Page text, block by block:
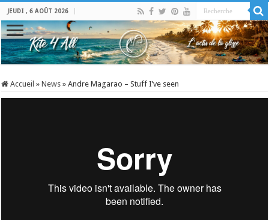
JEUDI , 6 AOÛT 2026
Accueil » News » Andre Magarao – Stuff I’ve seen